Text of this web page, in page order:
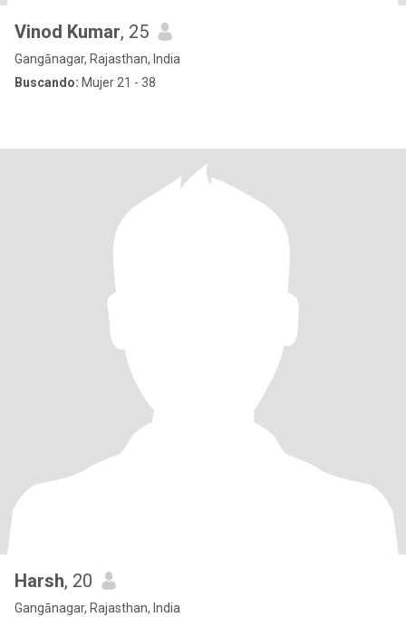
Vinod Kumar, 25
Gangānagar, Rajasthan, India
Buscando: Mujer 21 - 38
Harsh, 20
Gangānagar, Rajasthan, India